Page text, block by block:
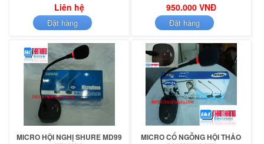
Liên hệ
Đặt hàng
950.000 VNĐ
Đặt hàng
MICRO HỘI NGHỊ SHURE MD99
MICRO CỔ NGỖNG HỘI THẢO